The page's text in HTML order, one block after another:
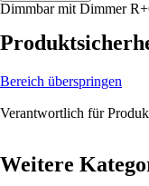
Dimmbar mit Dimmer
Bereich überspringen
Verantwortlich für
Weitere